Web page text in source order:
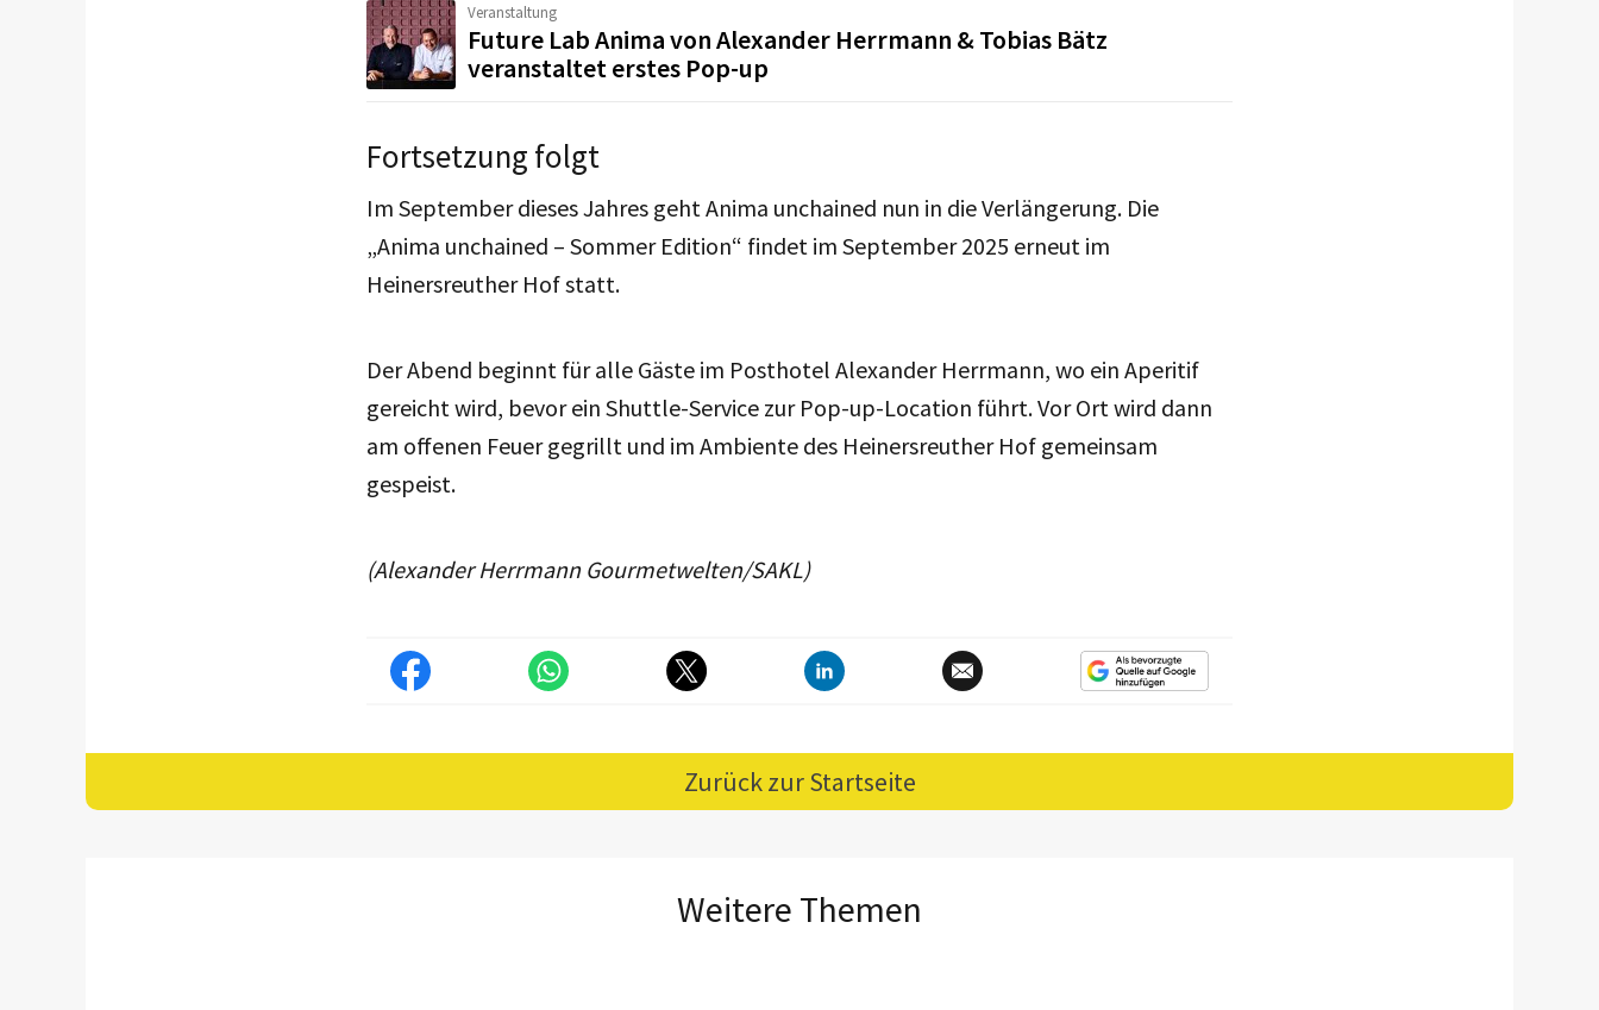
Veranstaltung
Future Lab Anima von Alexander Herrmann & Tobias Bätz
veranstaltet erstes Pop-up
Fortsetzung folgt
Im September dieses Jahres geht Anima unchained nun in die Verlängerung. Die
„Anima unchained – Sommer Edition“ findet im September 2025 erneut im
Heinersreuther Hof statt.
Der Abend beginnt für alle Gäste im Posthotel Alexander Herrmann, wo ein Aperitif
gereicht wird, bevor ein Shuttle-Service zur Pop-up-Location führt. Vor Ort wird dann
am offenen Feuer gegrillt und im Ambiente des Heinersreuther Hof gemeinsam
gespeist.
(Alexander Herrmann Gourmetwelten/SAKL)
Zurück zur Startseite
Weitere Themen